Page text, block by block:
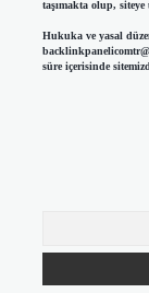
taşımakta olup,
Hukuka ve yasal
süre içerisinde